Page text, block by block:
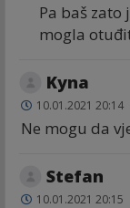
Pa baš zato
mogla
Kyna
10.01.2021 20:14
Ne mogu da
Stefan
10.01.2021 20:15